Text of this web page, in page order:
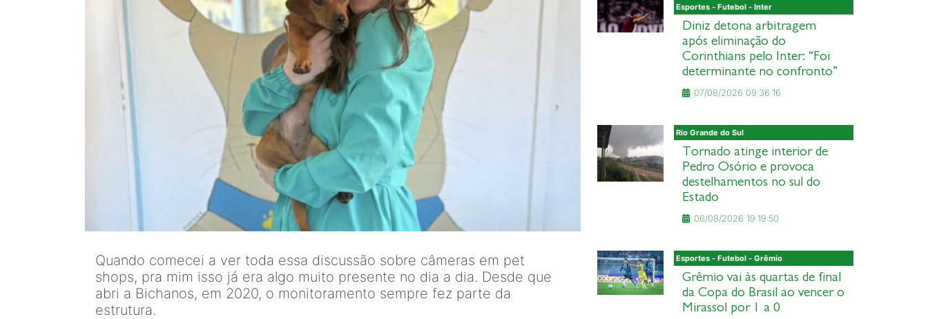
Quando comecei a ver toda essa discussão sobre câmeras em pet
shops, pra mim isso já era algo muito presente no dia a dia. Desde que
abri a Bichanos, em 2020, o monitoramento sempre fez parte da
estrutura.
Esportes - Futebol - Inter
Diniz detona arbitragem
após eliminação do
Corinthians pelo Inter: “Foi
determinante no confronto”
07/08/2026 09:36:16
Rio Grande do Sul
Tornado atinge interior de
Pedro Osório e provoca
destelhamentos no sul do
Estado
06/08/2026 19:19:50
Esportes - Futebol - Grêmio
Grêmio vai às quartas de final
da Copa do Brasil ao vencer o
Mirassol por 1 a 0